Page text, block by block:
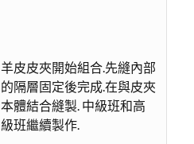
羊皮皮夾開始組合.先縫內部
的隔層固定後完成.在與皮夾
本體結合縫製. 中級班和高
級班繼續製作.